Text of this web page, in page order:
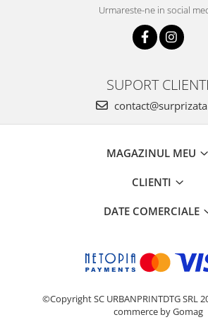
Urmareste-ne in social
SUPORT CLIENTI
MAGAZINUL MEU
CLIENTI
DATE COMERCIALE
©Copyright SC URBANPRINTDTG SRL
commerce by Gomag